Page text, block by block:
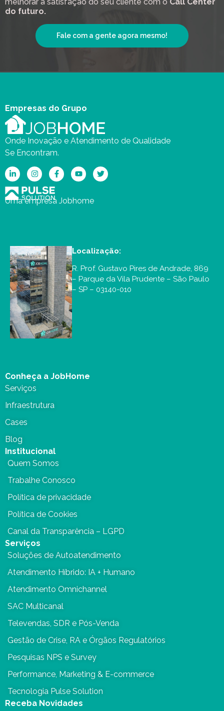
do futuro.
Fale com a gente agora mesmo!
Empresas do Grupo
Onde Inovação e Atendimento de Qualidade
Se Encontram.
Uma empresa Jobhome
Localização:
R. Prof. Gustavo Pires de Andrade, 869
– Parque da Vila Prudente – São Paulo
– SP – 03140-010
Conheça a JobHome
Serviços
Infraestrutura
Cases
Blog
Institucional
Quem Somos
Trabalhe Conosco
Política de privacidade
Política de Cookies
Canal da Transparência – LGPD
Serviços
Soluções de Autoatendimento
Atendimento Híbrido: IA + Humano
Atendimento Omnichannel
SAC Multicanal
Televendas, SDR e Pós-Venda
Gestão de Crise, RA e Órgãos Regulatórios
Pesquisas NPS e Survey
Performance, Marketing & E-commerce
Tecnologia Pulse Solution
Receba Novidades